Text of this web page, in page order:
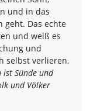
und in das
Das echte
und weiß es
und
selbst verlieren,
Sünde und
und Völker